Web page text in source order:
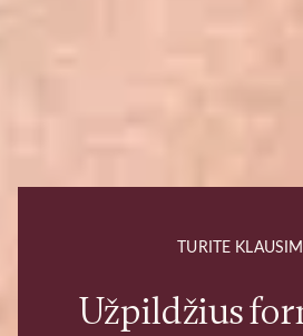
TURITE
Užpildžius